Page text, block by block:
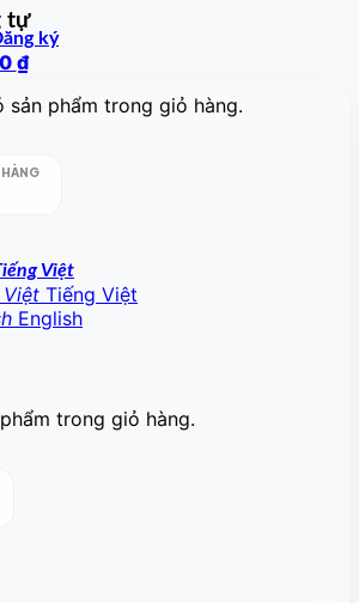
ký
0 ₫
sản phẩm trong giỏ hàng.
HÀNG
Tiếng Việt
English
trong giỏ hàng.
tự